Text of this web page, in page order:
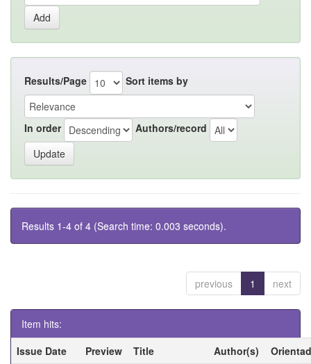
Results/Page Sort items by
In order Authors/record
Results 1-4 of 4 (Search time: 0.003 seconds).
previous 1 next
Item hits:
Issue Date
Preview Title Author(s)